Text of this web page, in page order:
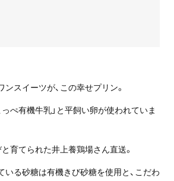
スイーツが、この幸せプリン。
ぺ有機牛乳」と平飼い卵が使われていま
育てられた井上養鶏場さん直送。
いる砂糖は有機きび砂糖を使用と、こだわ